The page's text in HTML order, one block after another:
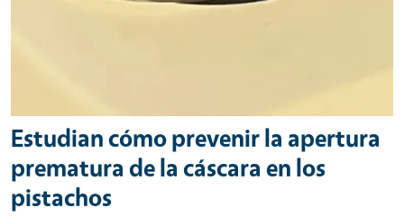
Estudian cómo prevenir la apertura
prematura de la cáscara en los
pistachos